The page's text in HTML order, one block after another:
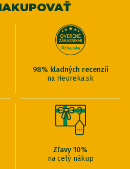
98% kladných recenzií
na Heureka.sk
Zľavy 10%
na celý nákup